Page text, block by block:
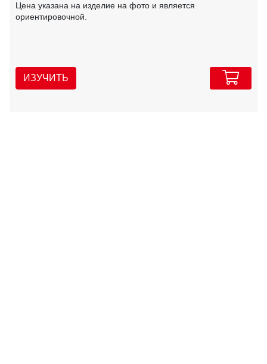
Цена указана на изделие на фото и является
ориентировочной.
ИЗУЧИТЬ